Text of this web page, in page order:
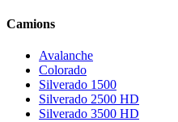
Camions
Avalanche
Colorado
Silverado 1500
Silverado 2500 HD
Silverado 3500 HD